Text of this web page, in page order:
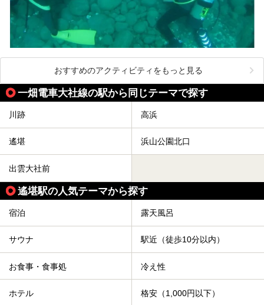
おすすめのアクティビティをもっと見る
一畑電車大社線の駅から同じテーマで探す
川跡 高浜
遙堪 浜山公園北口
出雲大社前
遙堪駅の人気テーマから探す
宿泊 露天風呂
サウナ 駅近（徒歩10分以内）
お食事・食事処 冷え性
ホテル 格安（1,000円以下）